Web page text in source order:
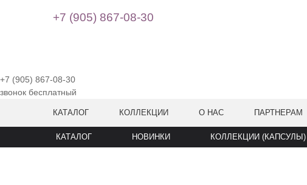
+7 (905) 867-08-30
+7 (905) 867-08-30
звонок бесплатный
КАТАЛОГ КОЛЛЕКЦИИ О НАС ПАРТНЕРАМ
КАТАЛОГ НОВИНКИ КОЛЛЕКЦИИ (КАПСУЛЫ)